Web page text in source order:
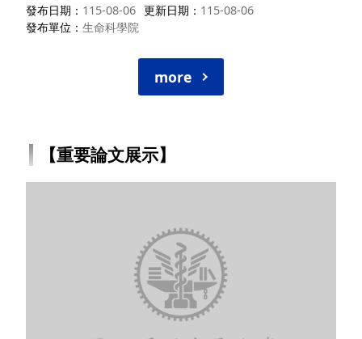
發布日期 115-08-06 更新日期
115-08-06
發布單位
生命科學院
more
【重要論文展示】